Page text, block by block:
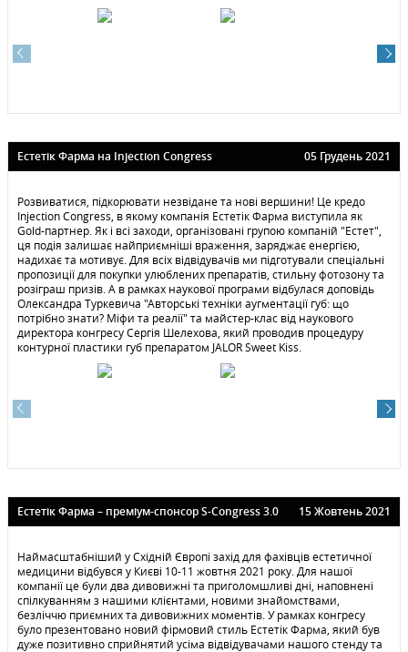
Естетiк Фарма на Injection Congress 05 Грудень 2021
Розвиватися, підкорювати незвідане та нові вершини! Це кредо
Injection Congress, в якому компанія Естетік Фарма виступила як
Gold-партнер. Як і всі заходи, організовані групою компаній "Естет",
ця подія залишає найприємніші враження, заряджає енергією,
надихає та мотивує. Для всіх відвідувачів ми підготували спеціальні
пропозиції для покупки улюблених препаратів, стильну фотозону та
розіграш призів. А в рамках наукової програми відбулася доповідь
Олександра Туркевича "Авторські техніки аугментації губ: що
потрібно знати? Міфи та реалії" та майстер-клас від наукового
директора конгресу Сергія Шелехова, який проводив процедуру
контурної пластики губ препаратом JALOR Sweet Kiss.
Естетiк Фарма – преміум-спонсор S-Congress 3.0 15 Жовтень 2021
Наймасштабніший у Східній Європі захід для фахівців естетичної
медицини відбувся у Києві 10-11 жовтня 2021 року. Для нашої
компанії це були два дивовижні та приголомшливі дні, наповнені
спілкуванням з нашими клієнтами, новими знайомствами,
безліччю приємних та дивовижних моментів. У рамках конгресу
було презентовано новий фірмовий стиль Естетiк Фарма, який був
дуже позитивно сприйнятий усіма відвідувачами нашого стенду та